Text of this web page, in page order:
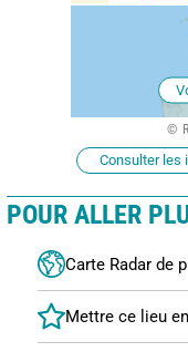
Consulter les
POUR ALLER
Carte Radar de